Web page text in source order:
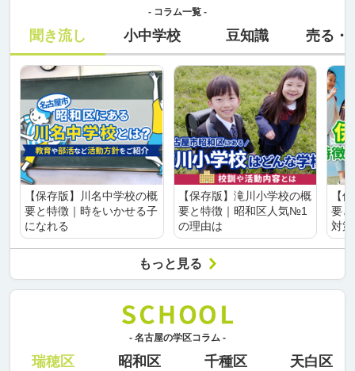
- コラム一覧 -
聞き流し 小中学校 豆知識 売る・
【保存版】川名中学校の概
要と特徴｜時をいかせる子
になれる
【保存版】滝川小学校の概
要と特徴｜昭和区人気№1
の理由は
【
要
対
もっと見る
- 名古屋の学区コラム -
瑞穂区 昭和区 千種区 天白区